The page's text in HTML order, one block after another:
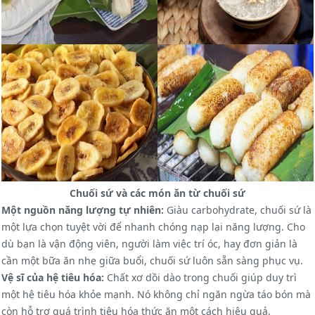
Chuối sứ và các món ăn từ chuối sứ
Một nguồn năng lượng tự nhiên: Giàu carbohydrate, chuối sứ là
một lựa chọn tuyệt vời để nhanh chóng nạp lại năng lượng. Cho
dù bạn là vận động viên, người làm việc trí óc, hay đơn giản là
cần một bữa ăn nhẹ giữa buổi, chuối sứ luôn sẵn sàng phục vụ.
Vệ sĩ của hệ tiêu hóa: Chất xơ dồi dào trong chuối giúp duy trì
một hệ tiêu hóa khỏe mạnh. Nó không chỉ ngăn ngừa táo bón mà
còn hỗ trợ quá trình tiêu hóa thức ăn một cách hiệu quả.